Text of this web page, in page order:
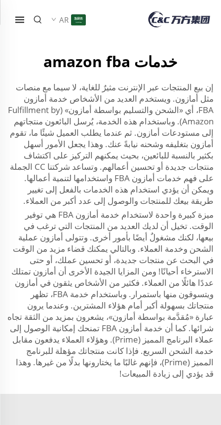
AR
خدمات amazon fba
إن بيع المنتجات عبر الإنترنت مثيرٌ للغاية، لا سيما مع منصات
مثل أمازون. ويستخدم العديد من الأشخاص خدمة أمازون
FBA، أي «الشحن والتسليم بواسطة أمازون» (Fulfillment by
Amazon). وباستخدام هذه الخدمة، يُرسل البائعون منتجاتهم
إلى مستودعات أمازون. ثم عندما يطلب العميل شيئًا ما، تقوم
أمازون بتغليفه وشحنه نيابةً عنك. وهذا يجعل الأمور أسهل
بكثير بالنسبة للبائعين، بحيث يمكنهم التركيز على اكتشاف
منتجات جديدة أو تحسين أعمالهم. وتساعد شركتنا CC الجملة
على فهم خدمات أمازون FBA واستخدامها لتنمية أعمالها.
ويمكن أن يؤدي استخدام هذه الخدمات بالفعل إلى تغيير
طريقة بيعك للمنتجات والوصول إلى عدد أكبر من العملاء.
ميزة كبيرة واحدة لاستخدام خدمة أمازون FBA هي توفير
الوقت. تخيل أن لديك العديد من المنتجات التي ترغب في
بيعها، لكنك مشغولٌ أيضًا بأمور أخرى. وتتولى أمازون عملية
الشحن وخدمة العملاء. وبالتالي يمكنك قضاء مزيد من الوقت
في البحث عن منتجات جديدة، أو تحسين عملك، أو حتى
الاسترخاء أحيانًا! ومن المزايا الجيدة الأخرى أن أمازون تمتلك
عددًا هائلًا من العملاء. فكثير من الأشخاص يثقون في أمازون
ويتسوقون منها باستمرار. وباستخدام خدمة FBA، تظهر
منتجاتك بسهولة أكبر أمام هؤلاء المشترين. وعندما يرون
عبارة «مُقدَّمة بواسطة أمازون»، يشعرون بمزيد من الثقة تجاه
شرائها. كما أن خدمة أمازون FBA تمنحك إمكانية الوصول إلى
عملاء البرنامج المميز (Prime). وهؤلاء العملاء يدفعون مقابل
خدمة الشحن السريع. فإذا كانت منتجاتك مؤهلة للبرنامج
المميز (Prime)، فإنهم غالبًا ما يختارونها بدلًا من غيرها. وهذا
قد يؤدي إلى زيادة المبيعات!